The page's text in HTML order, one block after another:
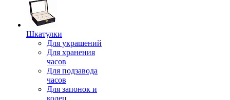
Шкатулки
Для украшений
Для хранения
часов
Для подзавода
часов
Для запонок и
колец